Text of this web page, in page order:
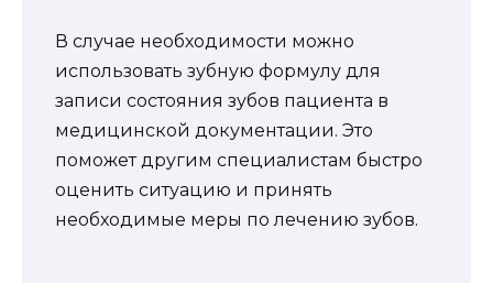
В случае необходимости можно
использовать зубную формулу для
записи состояния зубов пациента в
медицинской документации. Это
поможет другим специалистам быстро
оценить ситуацию и принять
необходимые меры по лечению зубов.